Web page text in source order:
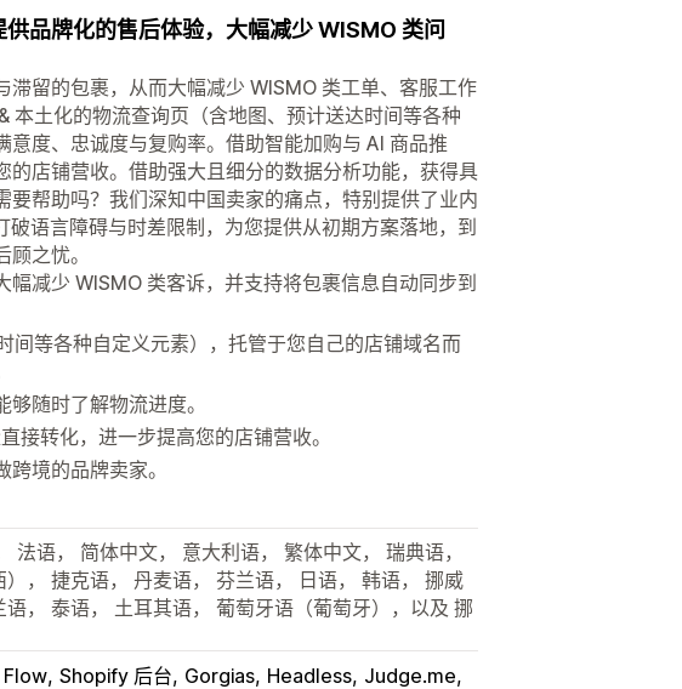
品牌化的售后体验，大幅减少 WISMO 类问
留的包裹，从而大幅减少 WISMO 类工单、客服工作
本土化的物流查询页（含地图、预计送达时间等各种
度、忠诚度与复购率。借助智能加购与 AI 商品推
店铺营收。借助强大且细分的数据分析功能，获得具
帮助吗？我们深知中国卖家的痛点，特别提供了业内
语言障碍与时差限制，为您提供从初期方案落地，到
之忧。
减少 WISMO 类客诉，并支持将包裹信息自动同步到
间等各种自定义元素），托管于您自己的店铺域名而
随时了解物流进度。
接转化，进一步提高您的店铺营收。
境的品牌卖家。
法语， 简体中文， 意大利语， 繁体中文， 瑞典语，
， 捷克语， 丹麦语， 芬兰语， 日语， 韩语， 挪威
， 泰语， 土耳其语， 葡萄牙语（葡萄牙），以及 挪
Shopify 后台 Gorgias Headless Judge.me